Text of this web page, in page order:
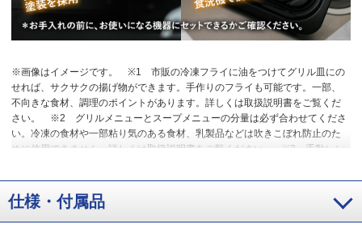
※画像はイメージです。
※1 市販の冷凍フライに油をつけてグリル皿にの
せれば、サクサクの揚げ物ができます。手作りのフライも可能です。一部、
不向きな食材、調理のポイントがあります。詳しくは取扱説明書をご覧くだ
さい。
※2 グリルメニューとスープメニューの分量は必ず合わせてくださ
い。冷凍の食材や一部粘り気のある食材、乳製品などは吹きこぼれ防止のた
めに使用できません。詳しくは取扱説明書をご覧ください。
※3 手動レン
時など、機能を使えない場合があります。
※4 食品2品の分量はほぼ同
等。ただし汁物、ソース、タレがかかった食品、冷凍カレー、冷凍シチュー
などは２品あたために向きません。
※5 マイクロ波による食品の温度上昇
特性や、面積、温度上昇速度により、食品を分類し見分けます。
仕様・付属品